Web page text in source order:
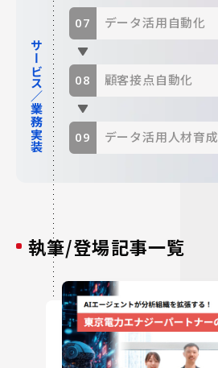
サービス／業務実装
データ活用自動化
顧客接点自動化
データ活用人材育成
執筆/登場記事一覧